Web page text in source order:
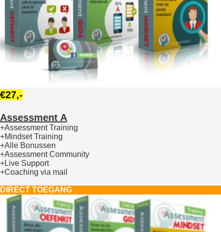
€27,-
Assessment A
+Assessment Training
+Mindset Training
+Alle Bonussen
+Assessment Community
+Live Support
+Coaching via mail
DIRECT TOEGANG